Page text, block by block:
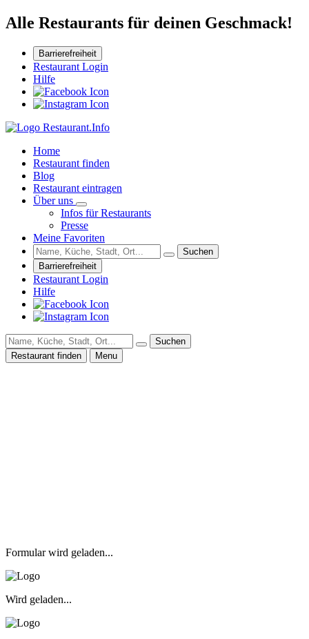
Alle Restaurants für deinen Geschmack!
Barrierefreiheit
Restaurant Login
Hilfe
Home
Restaurant finden
Blog
Restaurant eintragen
Über uns
Infos für Restaurants
Presse
Meine Favoriten
Suchen
Barrierefreiheit
Restaurant Login
Hilfe
Suchen
Restaurant finden
Menu
Formular wird geladen...
Wird geladen...